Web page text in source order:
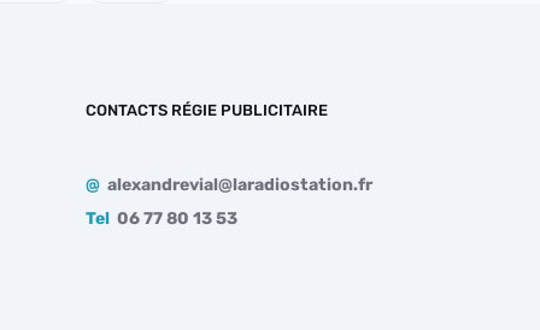
CONTACTS RÉGIE PUBLICITAIRE
@ alexandrevial@laradiostation.fr
Tel 06 77 80 13 53